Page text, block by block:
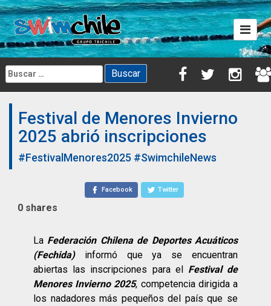
Skip
to
content
Buscar:
Festival de Menores Invierno
2025 abrió inscripciones
#FestivalMenores2025 #SwimchileNews
Facebook Twitter
0 shares
La Federación Chilena de Deportes Acuáticos
(Fechida)informó que ya se encuentran
abiertas las inscripciones para el
Festival de
Menores Invierno 2025, competencia dirigida a
los nadadores más pequeños del país que se